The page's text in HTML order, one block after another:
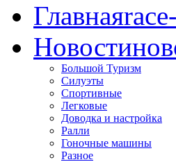
Главная
Новости
Большой Туризм
Силуэты
Спортивные
Легковые
Доводка и настройка
Ралли
Гоночные машины
Разное